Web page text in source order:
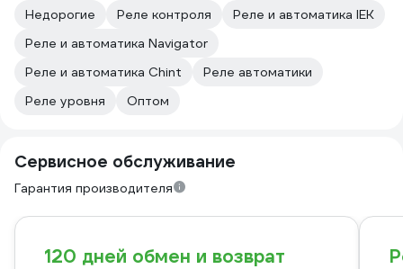
Недорогие Реле контроля
Реле и автоматика IEK
Реле и автоматика Navigator
Реле и автоматика Chint
Реле автоматики
Реле уровня
Оптом
Сервисное обслуживание
Гарантия производителя
120 дней обмен и возврат